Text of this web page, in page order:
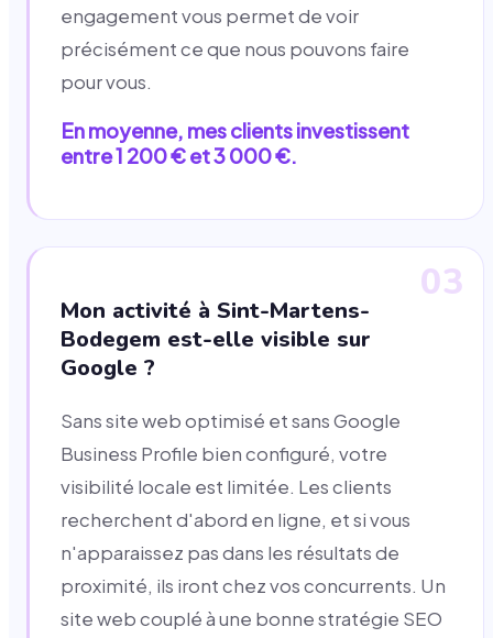
engagement vous permet de voir
précisément ce que nous pouvons faire
pour vous.
En moyenne, mes clients investissent
entre 1 200 € et 3 000 €.
03
Mon activité à Sint-Martens-
Bodegem est-elle visible sur
Google ?
Sans site web optimisé et sans Google
Business Profile bien configuré, votre
visibilité locale est limitée. Les clients
recherchent d'abord en ligne, et si vous
n'apparaissez pas dans les résultats de
proximité, ils iront chez vos concurrents. Un
site web couplé à une bonne stratégie SEO